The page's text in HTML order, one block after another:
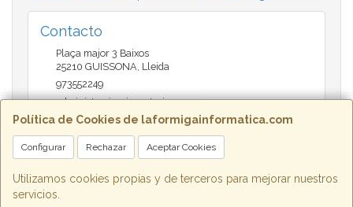
Política de Cookies de laformigainformatica.com
Configurar Rechazar Aceptar Cookies
Utilizamos cookies propias y de terceros para mejorar nuestros
servicios.
Contacto
Plaça major 3 Baixos
25210 GUISSONA, Lleida
973552249
administracio@insectari.com
Horario
Matí de 9 a 13:30 - Tarda 17 a 20:30